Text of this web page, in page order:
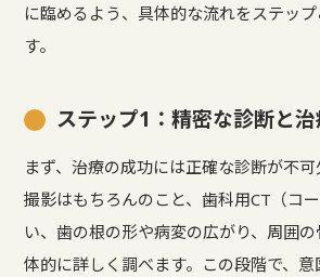
に臨めるよう、具体的な流れをステッ
す。
ステップ1：精密な診断と
まず、治療の成功には正確な診断が不
撮影はもちろんのこと、歯科用CT（コ
い、歯の根の形や病変の広がり、周囲
体的に詳しく調べます。この段階で、